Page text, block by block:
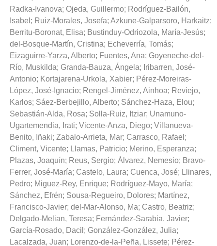
Radka-Ivanova; Ojeda, Guillermo; Rodríguez-Bailón,
Isabel ; Ruiz-Morales, Josefa; Azkune-Galparsoro, Harkaitz;
Berritu-Boronat, Elisa; Bustinduy-Odriozola, María-Jesús;
del-Bosque-Martín, Cristina; Echeverría, Tomás;
Eizaguirre-Yarza, Alberto; Fuentes, Ana; Goyeneche-del-
Río, Muskilda; Granda-Bauza, Ángela; Iribarren, José-
Antonio; Kortajarena-Urkola, Xabier; Pérez-Moreiras-
López, José-Ignacio; Rengel-Jiménez, Ainhoa; Reviejo,
Karlos; Sáez-Berbejillo, Alberto; Sánchez-Haza, Elou;
Sebastián-Alda, Rosa; Solla-Ruiz, Itziar; Unamuno-
Ugartemendia, Irati; Vicente-Anza, Diego; Villanueva-
Benito, Iñaki; Zabalo-Arrieta, Mar; Carrasco, Rafael ;
Climent, Vicente; Llamas, Patricio; Merino, Esperanza;
Plazas, Joaquín; Reus, Sergio; Álvarez, Nemesio; Bravo-
Ferrer, José-María; Castelo, Laura; Cuenca, José; Llinares,
Pedro; Miguez-Rey, Enrique; Rodríguez-Mayo, María;
Sánchez, Efrén; Sousa-Regueiro, Dolores; Martínez,
Francisco-Javier; del-Mar-Alonso, Ma; Castro, Beatriz;
Delgado-Melian, Teresa; Fernández-Sarabia, Javier;
García-Rosado, Dacil ; González-González, Julia;
Lacalzada, Juan; Lorenzo-de-la-Peña, Lissete; Pérez-